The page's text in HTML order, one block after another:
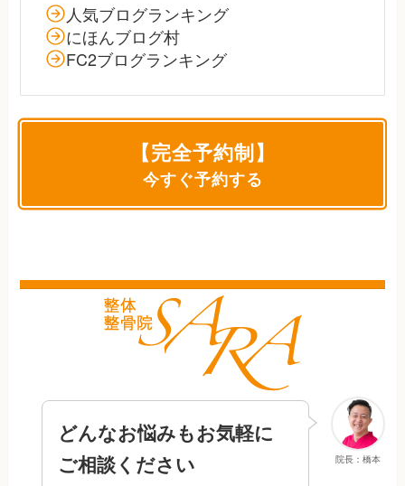
人気ブログランキング
にほんブログ村
FC2ブログランキング
【完全予約制】
今すぐ予約する
院長：橋本
どんなお悩みもお気軽に
ご相談ください